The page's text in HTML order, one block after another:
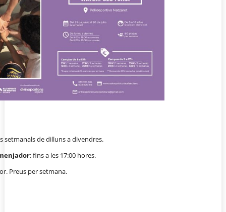
setmanals de dilluns a divendres.
: fins a les 17:00 hores.
Preus per setmana.